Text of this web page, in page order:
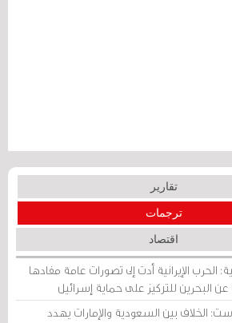
تقارير
ترجمات
اقتصاد
الحرب الإيرانية أدت إلى تصورات عامة مفادها
عن البحرين للتركيز على حماية إسرائيل
الخلاف بين السعودية والإمارات يهدد